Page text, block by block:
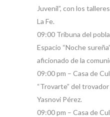
Juvenil”, con los
La Fe.
09:00 Tribuna del
Espacio “Noche
aficionado de la
09:00 pm – Casa de
“Trovarte” del
Yasnovi Pérez.
09:00 pm – Casa de